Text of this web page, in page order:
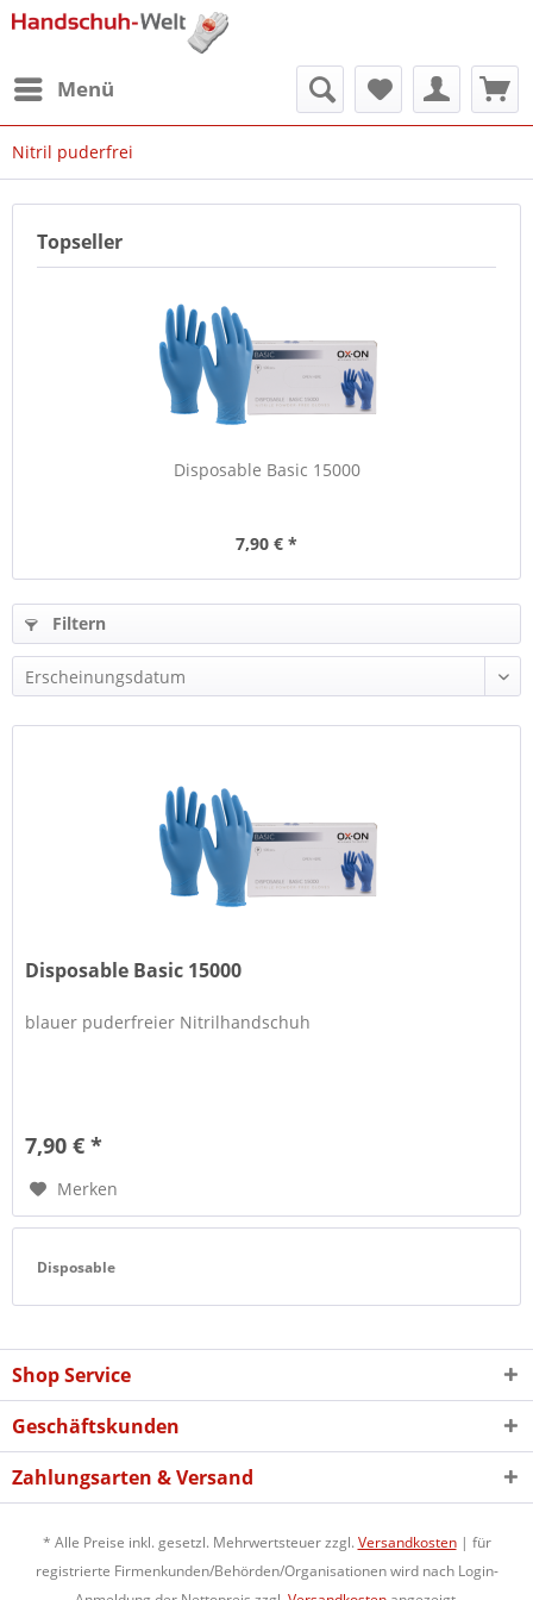
Menü
Nitril puderfrei
Topseller
Disposable Basic 15000
7,90 € *
Filtern
Disposable Basic 15000
blauer puderfreier Nitrilhandschuh
7,90 € *
Merken
Disposable
Shop Service
Geschäftskunden
Zahlungsarten & Versand
* Alle Preise inkl. gesetzl. Mehrwertsteuer zzgl. Versandkosten| für
registrierte Firmenkunden/Behörden/Organisationen wird nach Login-